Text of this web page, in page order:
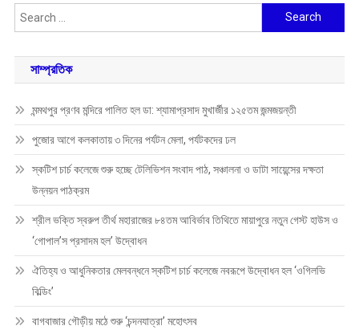
Search
for:
সাম্প্রতিক
মন্মথপুর প্রণব মন্দিরে পালিত হল ডা: শ্যামাপ্রসাদ মুখার্জীর ১২৫তম জন্মজয়ন্তী
পুজোর আগে কলকাতায় ৩ দিনের পর্যটন মেলা, পর্যটকদের ঢল
স্কটিশ চার্চ কলেজে শুরু হচ্ছে টেলিভিশন সংবাদ পাঠ, সঞ্চালনা ও ডাটা সায়েন্সের দক্ষতা
উন্নয়ন পাঠক্রম
শ্রীল ভক্তি স্বরুপ তীর্থ মহারাজের ৮৪তম আবির্ভাব তিথিতে মায়াপুরে নতুন গেস্ট হাউস ও
‘গোপাল’স প্রসাদম হল’ উদ্বোধন
ঐতিহ্য ও আধুনিকতার মেলবন্ধনে স্কটিশ চার্চ কলেজে নবরূপে উদ্বোধন হল ‘ওগিলভি
বিল্ডিং’
বাগবাজার গৌড়ীয় মঠে শুরু ‘চন্দনযাত্রা’ মহোৎসব